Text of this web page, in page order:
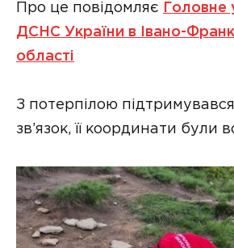
Про це повідомляє
Головне
ДСНС України в Івано-
області
З потерпілою
зв’язок, її координати були